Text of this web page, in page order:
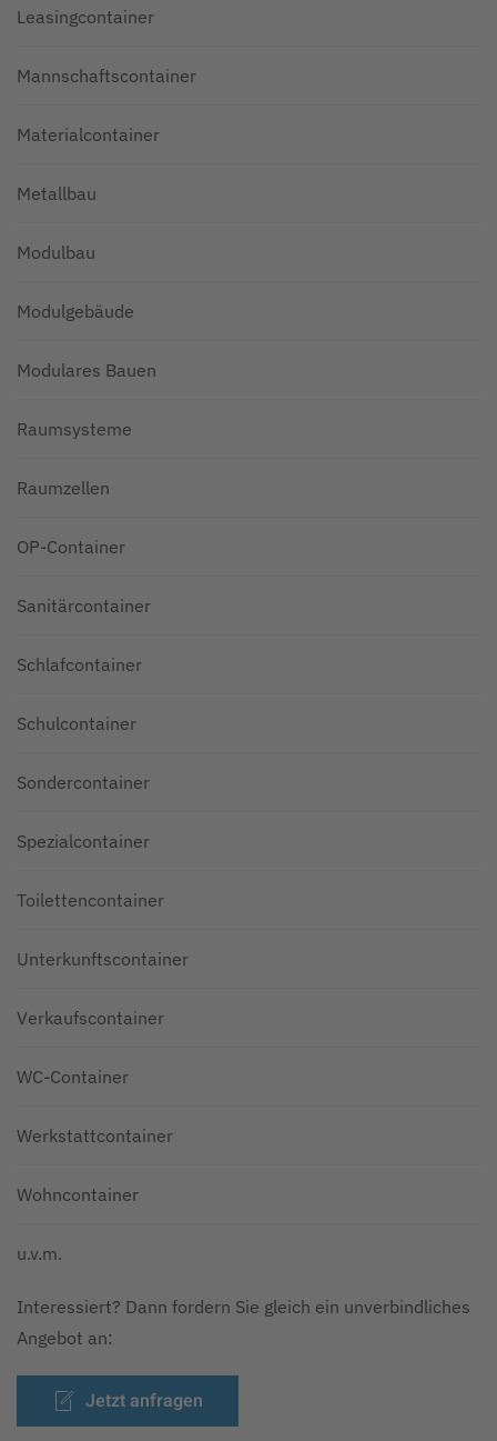
Leasingcontainer
Mannschaftscontainer
Materialcontainer
Metallbau
Modulbau
Modulgebäude
Modulares Bauen
Raumsysteme
Raumzellen
OP-Container
Sanitärcontainer
Schlafcontainer
Schulcontainer
Sondercontainer
Spezialcontainer
Toilettencontainer
Unterkunftscontainer
Verkaufscontainer
WC-Container
Werkstattcontainer
Wohncontainer
u.v.m.
Interessiert? Dann fordern Sie gleich ein unverbindliches
Angebot an:
Jetzt anfragen